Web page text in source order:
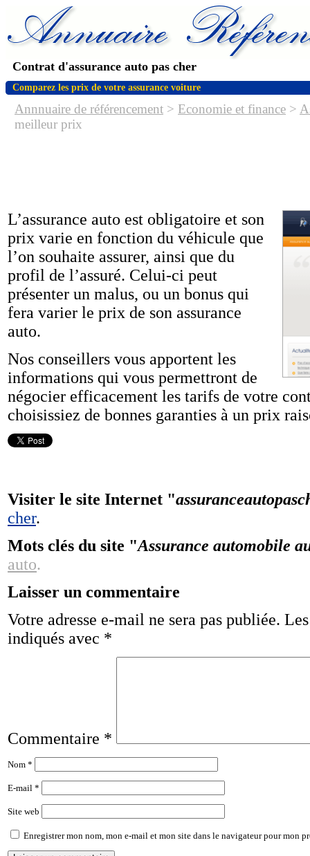
Contrat d'assurance auto pas cher
Comparez les prix de votre assurance voiture
Annnuaire de référencement > Economie et finance >
meilleur prix
L’assurance auto est obligatoire et son
prix varie en fonction du véhicule que
l’on souhaite assurer, ainsi que du
profil de l’assuré. Celui-ci peut
présenter un malus, ou un bonus qui
fera varier le prix de son assurance
auto.
Nos conseillers vous apportent les
informations qui vous permettront de
négocier efficacement les tarifs de votre
choisissiez de bonnes garanties à un prix
Visiter le site Internet "
cher.
Mots clés du site "Assurance automobile
auto.
Laisser un commentaire
Votre adresse e-mail ne sera pas publiée.
indiqués avec *
Commentaire *
Nom *
E-mail *
Site web
Enregistrer mon nom, mon e-mail et mon site dans le navigateur pour mon